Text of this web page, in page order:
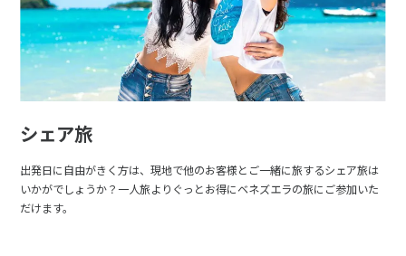
シェア旅
出発日に自由がきく方は、現地で他のお客様とご一緒に旅するシェア旅は
いかがでしょうか？一人旅よりぐっとお得にベネズエラの旅にご参加いた
だけます。